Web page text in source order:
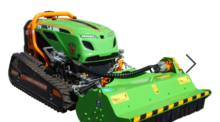
ATV & Plentraktorutstyr
Tilbehør
Reservedeler